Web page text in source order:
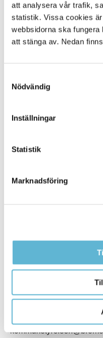
att analysera vår trafik,
statistik. Vissa cookies
webbsidorna ska
att stänga av. Nedan
Nödvändig
Inställningar
Statistik
Marknadsföring
Kontakt
Kundservice avfall
Öppettider måndag-
lunchstängt klockan
KONTAKT
Besöksadress
Kommunhuset, Storgatan
Postadress